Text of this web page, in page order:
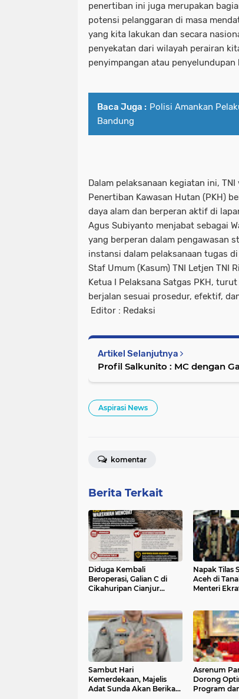
penertiban ini juga merupakan
potensi pelanggaran di masa
yang kita lakukan dan secara
penyekatan dari wilayah perairan
penyimpangan atau
Baca Juga : Polisi Amankan
Bandung
Dalam pelaksanaan kegiatan ini,
Penertiban Kawasan Hutan (PKH)
daya alam dan berperan aktif di
Agus Subiyanto menjabat sebagai
yang berperan dalam pengawasan
instansi dalam pelaksanaan tugas
Staf Umum (Kasum) TNI Letjen TNI
Ketua I Pelaksana Satgas PKH,
berjalan sesuai prosedur, efektif,
Editor : Redaksi
Artikel Selanjutnya
Profil Salkunito : MC dengan
Aspirasi News
komentar
Berita Terkait
Diduga Kembali
Beroperasi, Galian C di
Cikahuripan Cianjur
Mencuat
Napak Tilas
Aceh di
Menteri
Sambut Hari
Kemerdekaan, Majelis
Adat Sunda Akan Berikan
Asrenum
Dorong
Program